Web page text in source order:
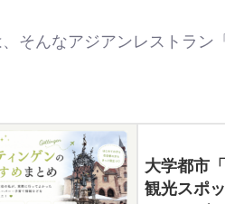
そんなアジアンレストラン
大学都市
観光スポ